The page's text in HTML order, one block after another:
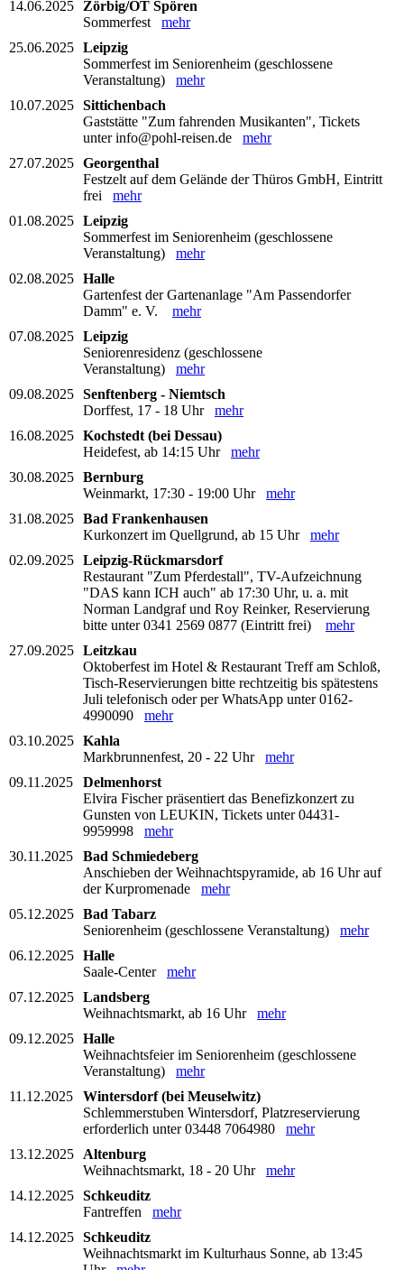
14.06.2025
Zörbig/OT Spören
Sommerfest mehr
25.06.2025 Leipzig
Sommerfest im Seniorenheim (geschlossene
Veranstaltung) mehr
10.07.2025 Sittichenbach
Gaststätte "Zum fahrenden Musikanten", Tickets
unter info@pohl-reisen.de mehr
27.07.2025 Georgenthal
Festzelt auf dem Gelände der Thüros GmbH, Eintritt
frei mehr
01.08.2025 Leipzig
Sommerfest im Seniorenheim (geschlossene
Veranstaltung) mehr
02.08.2025 Halle
Gartenfest der Gartenanlage "Am Passendorfer
Damm" e. V. mehr
07.08.2025 Leipzig
Seniorenresidenz (geschlossene
Veranstaltung) mehr
09.08.2025 Senftenberg - Niemtsch
Dorffest, 17 - 18 Uhr mehr
16.08.2025 Kochstedt (bei Dessau)
Heidefest, ab 14:15 Uhr mehr
30.08.2025 Bernburg
Weinmarkt, 17:30 - 19:00 Uhr mehr
31.08.2025 Bad Frankenhausen
Kurkonzert im Quellgrund, ab 15 Uhr mehr
02.09.2025 Leipzig-Rückmarsdorf
Restaurant "Zum Pferdestall", TV-Aufzeichnung
"DAS kann ICH auch" ab 17:30 Uhr, u. a. mit
Norman Landgraf und Roy Reinker, Reservierung
bitte unter 0341 2569 0877 (Eintritt frei) mehr
27.09.2025 Leitzkau
Oktoberfest im Hotel & Restaurant Treff am Schloß,
Tisch-Reservierungen bitte rechtzeitig bis spätestens
Juli telefonisch oder per WhatsApp unter 0162-
4990090 mehr
03.10.2025 Kahla
Markbrunnenfest, 20 - 22 Uhr mehr
09.11.2025
Delmenhorst
Elvira Fischer präsentiert das Benefizkonzert zu
Gunsten von LEUKIN, Tickets unter 04431-
9959998 mehr
30.11.2025
Bad Schmiedeberg
Anschieben der Weihnachtspyramide, ab 16 Uhr auf
der Kurpromenade mehr
05.12.2025 Bad Tabarz
Seniorenheim (geschlossene Veranstaltung) mehr
06.12.2025 Halle
Saale-Center mehr
07.12.2025 Landsberg
Weihnachtsmarkt, ab 16 Uhr mehr
09.12.2025 Halle
Weihnachtsfeier im Seniorenheim (geschlossene
Veranstaltung) mehr
11.12.2025
Wintersdorf (bei Meuselwitz)
Schlemmerstuben Wintersdorf, Platzreservierung
erforderlich unter 03448 7064980 mehr
13.12.2025
Altenburg
Weihnachtsmarkt, 18 - 20 Uhr mehr
14.12.2025 Schkeuditz
Fantreffen mehr
14.12.2025 Schkeuditz
Weihnachtsmarkt im Kulturhaus Sonne, ab 13:45